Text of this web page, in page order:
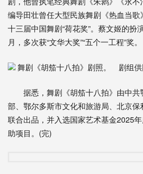
编导田壮曾任大型民族舞剧《热血当
十三届中国舞剧“荷花奖”。蔡文姬的扮
月，多次获“文华大奖”“五个一工程”奖。
舞剧《胡笳十八拍》剧照。 剧组
据悉，舞剧《胡笳十八拍》由中共
部、鄂尔多斯市文化和旅游局、北京保
联合出品，并入选国家艺术基金2025
助项目。(完)